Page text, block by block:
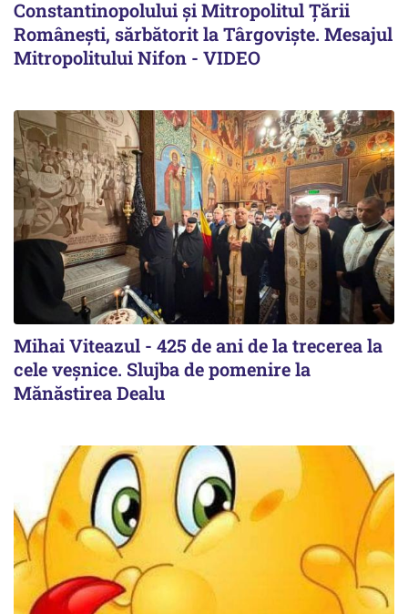
Constantinopolului și Mitropolitul Țării
Românești, sărbătorit la Târgoviște. Mesajul
Mitropolitului Nifon - VIDEO
Mihai Viteazul - 425 de ani de la trecerea la
cele veșnice. Slujba de pomenire la
Mănăstirea Dealu